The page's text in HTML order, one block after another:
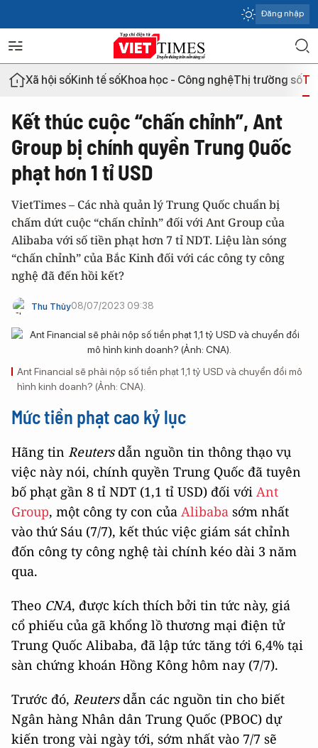
Đăng nhập
Xã hội sốKinh tế sốKhoa học - Công nghệThị trường số
Kết thúc cuộc “chấn chỉnh”, Ant
Group bị chính quyền Trung Quốc
phạt hơn 1 tỉ USD
VietTimes – Các nhà quản lý Trung Quốc chuẩn bị
chấm dứt cuộc “chấn chỉnh” đối với Ant Group của
Alibaba với số tiền phạt hơn 7 tỉ NDT. Liệu làn sóng
“chấn chỉnh” của Bắc Kinh đối với các công ty công
nghệ đã đến hồi kết?
Thu Thủy08/07/2023 09:38
Ant Financial sẽ phải nộp số tiền phạt 1,1 tỷ USD và chuyển đổi mô
hình kinh doanh? (Ảnh: CNA).
Mức tiền phạt cao kỷ lục
Hãng tin Reutersdẫn nguồn tin thông thạo vụ
việc này nói, chính quyền Trung Quốc đã tuyên
bố phạt gần 8 tỉ NDT (1,1 tỉ USD) đối với Ant
Group, một công ty con của Alibaba sớm nhất
vào thứ Sáu (7/7), kết thúc việc giám sát chỉnh
đốn công ty công nghệ tài chính kéo dài 3 năm
qua.
Theo CNA, được kích thích bởi tin tức này, giá
cổ phiếu của gã khổng lồ thương mại điện tử
Trung Quốc Alibaba, đã lập tức tăng tới 6,4% tại
sàn chứng khoán Hồng Kông hôm nay (7/7).
Trước đó, Reutersdẫn các nguồn tin cho biết
Ngân hàng Nhân dân Trung Quốc (PBOC) dự
kiến trong vài ngày tới, sớm nhất vào 7/7 sẽ